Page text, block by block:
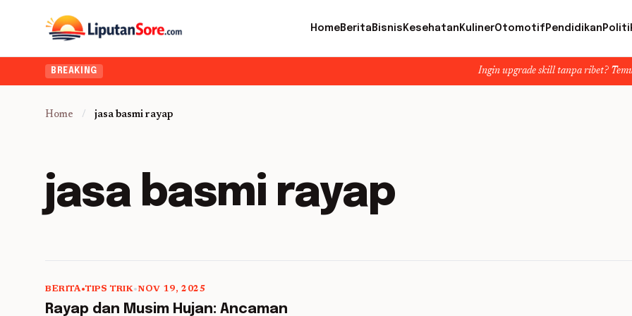
HomeBerita Bisnis Kesehatan KulinerOtomotif Pendidikan
BREAKING Ingin upgrade skill tanpa ribet? Temukan
Home / jasa basmi rayap
jasa basmi rayap
BERITA•TIPS TRIK•NOV 19, 2025
Rayap dan Musim Hujan: Ancaman